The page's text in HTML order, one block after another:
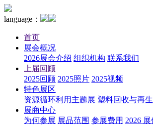
language：
首页
展会概况
2026展会介绍 组织机构 联系我们
上届回顾
2025回顾 2025照片 2025视频
特色展区
资源循环利用主题展 塑料回收与再
展商中心
为何参展 展品范围 参展费用 2026